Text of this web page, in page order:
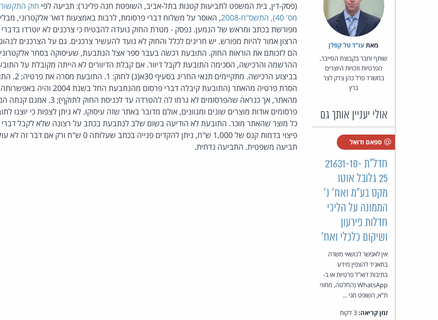
מאת‏עו"ד טל קפלן
שותף וחבר בקבוצת הסייבר,
הפרטיות וזכויות היוצרים
במשרד פרל כהן צדק לצר
ברץ
אולי יעניין אותך גם
ספאם ודואל
חדל"ת 21631-10-
25 גלובל אוטו
מקס בע״מ ואח' נ'
הממונה על הליכי
חדלות פירעון
ושיקום כלכלי ואח'
אין לאפשר לנושאי משרה
בתאגיד להצפין מידע
בתיבות דוא"ל פרטיות או ב-
WhatsApp (החלטה, מחוזי
ת"א, השופט חגי ...
זמן קריאה:
(פסק-דין, בית המשפט לתביעות קטנות בתל-אביב, השופטת חנה פלינר): תביעה לפי חוק
מס' 40), התשס"ח-2008
, האוסר על משלוח דברי פרסומת, לרבות באמצעות דואר אלקטרוני,
מפורשת בכתב ומראש של הנמען. נפסק - מטרת החוק נועדה להבטיח כי צרכנים לא יוטרדו בדברי
הרצון אמור להיות מפורש. יש חריגים לכלל והחוק לא נועד להעשיר צרכנים. גם על הצרכנים
הם לזכותם את הוראות החוק. התובעת רכשה בעבר ספר אצל הנתבעת, שעיסוקה בסחר
ההרשמה והרכישה, הסכימה התובעת לקבל דיוור. אם קבלת הדיוורים לא הייתה מקובלת על
בביצוע הרכישה.
הסרת פרטיה מהאתר (התובעת קיבלה דברי
מהאתר, אך כנראה שהפרסומים לא גרמו לה
פרסומים אודות מוצרים שונים ומגוונים, אולם מדובר באתר שזה עיסוקו. לא ניתן לצפות כי יוצגו
כל מוצר שהאתר מוכר. התובעת לא הודיעה בשום שלב לנתבעת בכתב על רצונה שלא לקבל
פיצוי בדמות קנס של 1,000 ש"ח, ניתן להקדים פנייה בכתב
תביעה משפטית. התביעה נדחית.